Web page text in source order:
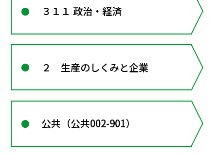
３１１ 政治・経済
２ 生産のしくみと企業
公共（公共002-901）